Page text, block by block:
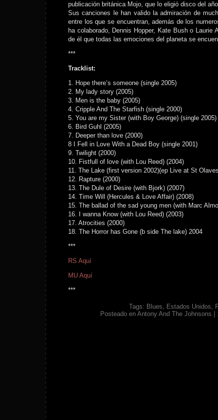
publicación británica Mojo, que lo eligió disco del
Sus canciones le han valido la admiración de
entre los que se encuentran, además de los
ha colaborado, Dennis Hopper, Kate Bush o Laurie
de él que todas las emociones del planeta se
***
Tracklist:
1. Hope there’s someone (single 2005)
2. My lady story (2005)
3. Men is the baby (2005)
4. Cripple And The Starfish (single 2000)
5. You are my Sister (with Boy George) (single 2005)
6. Bird Guhl (2005)
7. Deeper than love (2000)
8 I Fell in Love With a Dead Boy (single 2001)
9. Twilight (2000)
10. Fistfull of love (with Lou Reed) (2004)
11. The Lake (first version 2002)(ep Live at St
12. Rapture (2000)
13. The Dule of Desire (with Bjork) (2007)
14. Time Will (Hercules & Love Affair) (2008)
15. The ballad of the sad young men (with Marc
16. I wanna Know (with Lou Reed) (2003)
17. Atrocities (2000)
18. The Horror has Gone (b side The lake) 2004
***
RS Aquí
MU Aquí
***
Tags: Blues, Estados Unidos,
Posteado en Antony And The Johnsons